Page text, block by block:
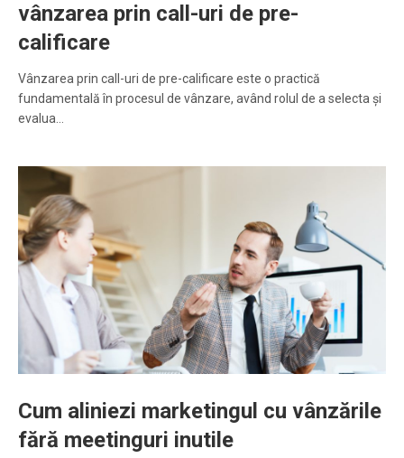
vânzarea prin call-uri de pre-
calificare
Vânzarea prin call-uri de pre-calificare este o practică
fundamentală în procesul de vânzare, având rolul de a selecta și
evalua…
Cum aliniezi marketingul cu vânzările
fără meetinguri inutile